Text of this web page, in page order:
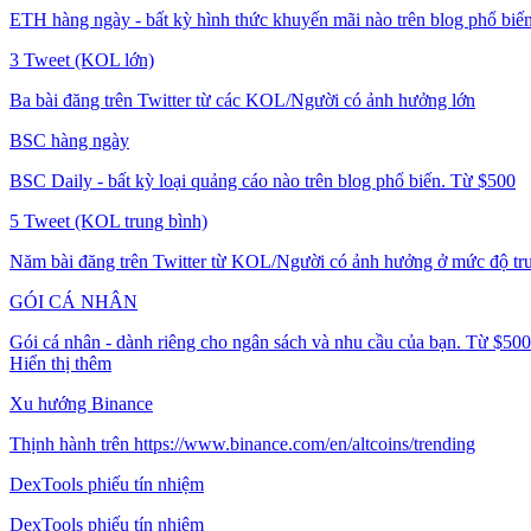
ETH hàng ngày - bất kỳ hình thức khuyến mãi nào trên blog phổ
3 Tweet (KOL lớn)
Ba bài đăng trên Twitter từ các KOL/Người có ảnh hưởng lớn
BSC hàng ngày
BSC Daily - bất kỳ loại quảng cáo nào trên blog phổ biến. Từ $500
5 Tweet (KOL trung bình)
Năm bài đăng trên Twitter từ KOL/Người có ảnh hưởng ở mức độ
GÓI CÁ NHÂN
Gói cá nhân - dành riêng cho ngân sách và nhu cầu của bạn. Từ $500
Hiển thị thêm
Xu hướng Binance
Thịnh hành trên https://www.binance.com/en/altcoins/trending
DexTools phiếu tín nhiệm
DexTools phiếu tín nhiệm